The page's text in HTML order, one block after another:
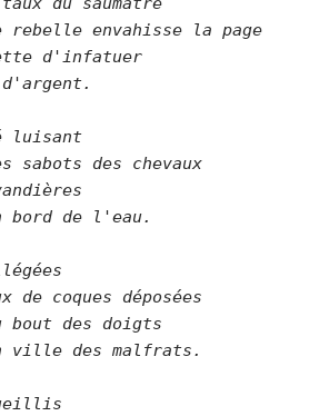
rebelle envahisse la page
d'infatuer
d'argent.
luisant
sabots des chevaux
en bord de l'eau.
de coques déposées
bout des doigts
ville des malfrats.